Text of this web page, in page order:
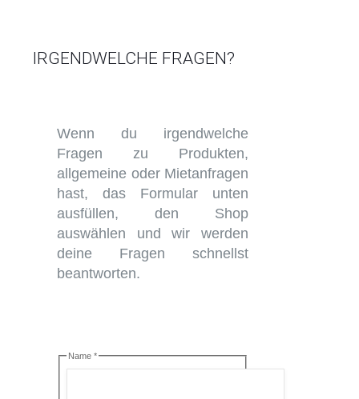
IRGENDWELCHE FRAGEN?
Wenn du irgendwelche
Fragen zu Produkten,
allgemeine oder Mietanfragen
hast, das Formular unten
ausfüllen, den Shop
auswählen und wir werden
deine Fragen schnellst
beantworten.
Name*